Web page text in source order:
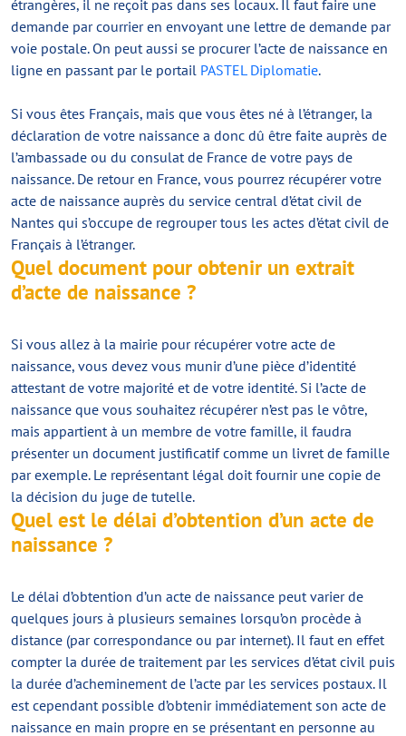
étrangères, il ne reçoit pas dans ses locaux. Il faut faire une
demande par courrier en envoyant une lettre de demande par
voie postale. On peut aussi se procurer l’acte de naissance en
ligne en passant par le portail PASTEL Diplomatie.
Si vous êtes Français, mais que vous êtes né à l’étranger, la
déclaration de votre naissance a donc dû être faite auprès de
l’ambassade ou du consulat de France de votre pays de
naissance. De retour en France, vous pourrez récupérer votre
acte de naissance auprès du service central d’état civil de
Nantes qui s’occupe de regrouper tous les actes d’état civil de
Français à l’étranger.
Quel document pour obtenir un extrait
d’acte de naissance ?
Si vous allez à la mairie pour récupérer votre acte de
naissance, vous devez vous munir d’une pièce d’identité
attestant de votre majorité et de votre identité. Si l’acte de
naissance que vous souhaitez récupérer n’est pas le vôtre,
mais appartient à un membre de votre famille, il faudra
présenter un document justificatif comme un livret de famille
par exemple. Le représentant légal doit fournir une copie de
la décision du juge de tutelle.
Quel est le délai d’obtention d’un acte de
naissance ?
Le délai d’obtention d’un acte de naissance peut varier de
quelques jours à plusieurs semaines lorsqu’on procède à
distance (par correspondance ou par internet). Il faut en effet
compter la durée de traitement par les services d’état civil puis
la durée d’acheminement de l’acte par les services postaux. Il
est cependant possible d’obtenir immédiatement son acte de
naissance en main propre en se présentant en personne au